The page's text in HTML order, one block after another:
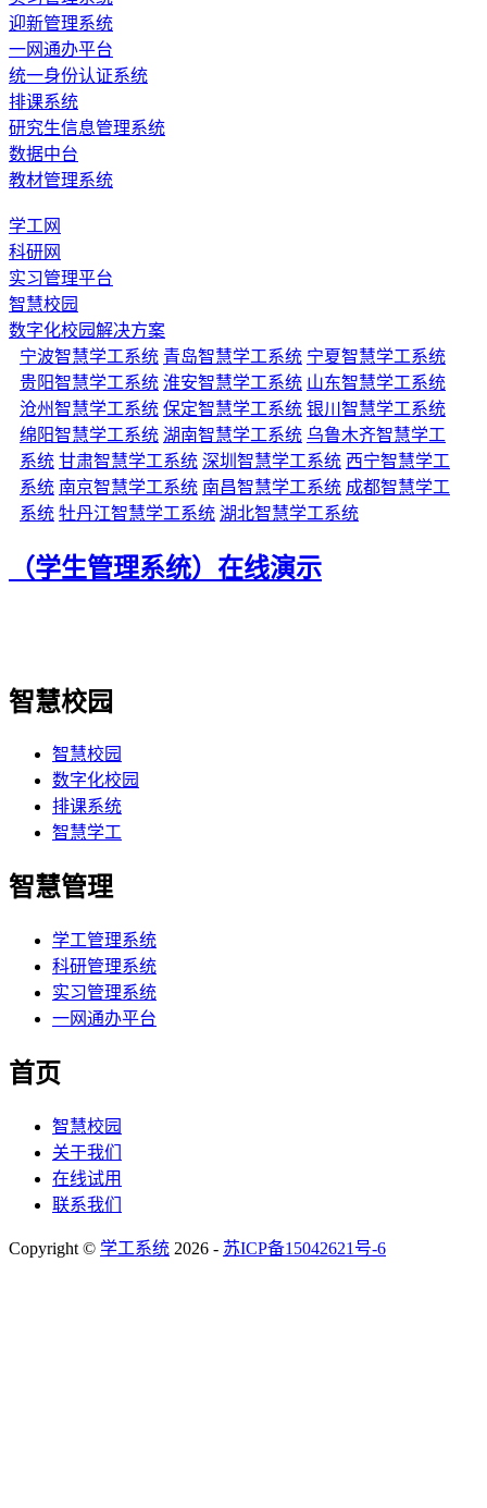
迎新管理系统
一网通办平台
统一身份认证系统
排课系统
研究生信息管理系统
数据中台
教材管理系统
学工网
科研网
实习管理平台
智慧校园
数字化校园解决方案
宁波智慧学工系统 青岛智慧学工系统 宁夏智慧学工系统
贵阳智慧学工系统 淮安智慧学工系统 山东智慧学工系统
沧州智慧学工系统 保定智慧学工系统 银川智慧学工系统
绵阳智慧学工系统 湖南智慧学工系统 乌鲁木齐智慧学工
系统 甘肃智慧学工系统 深圳智慧学工系统 西宁智慧学工
系统 南京智慧学工系统 南昌智慧学工系统 成都智慧学工
系统 牡丹江智慧学工系统 湖北智慧学工系统
（学生管理系统）在线演示
智慧校园
智慧校园
数字化校园
排课系统
智慧学工
智慧管理
学工管理系统
科研管理系统
实习管理系统
一网通办平台
首页
智慧校园
关于我们
在线试用
联系我们
Copyright © 学工系统 2026 - 苏ICP备15042621号-6